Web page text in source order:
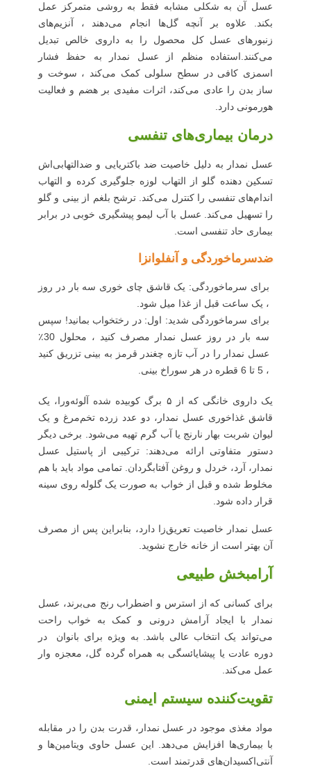
عسل آن به شکلی مشابه فقط به روشی متمرکز عمل
بکند. علاوه بر آنچه گل‌ها انجام می‌دهند ، آنزیم‌های
زنبورهای عسل کل محصول را به داروی خالص تبدیل
می‌کنند.استفاده منظم از عسل نمدار به حفظ فشار
اسمزی کافی در سطح سلولی کمک می‌کند ، سوخت و
ساز بدن را عادی می‌کند، اثرات مفیدی بر هضم و فعالیت
هورمونی دارد.
درمان بیماری‌های تنفسی
عسل نمدار به دلیل خاصیت ضد باکتریایی و ضدالتهابی‌اش
تسکین دهنده گلو از التهاب لوزه جلوگیری کرده و التهاب
اندام‌های تنفسی را کنترل می‌کند. ترشح بلغم از بینی و گلو
را تسهیل می‌کند. عسل با آب لیمو پیشگیری خوبی در برابر
بیماری حاد تنفسی است.
ضدسرماخوردگی و آنفلوانزا
برای سرماخوردگی: یک قاشق چای خوری سه بار در روز
، یک ساعت قبل از غذا میل شود.
برای سرماخوردگی شدید: اول: در رختخواب بمانید! سپس
سه بار در روز عسل نمدار مصرف کنید ، محلول 30٪
عسل نمدار را در آب تازه چغندر قرمز به بینی تزریق کنید
، 5 تا 6 قطره در هر سوراخ بینی.
یک داروی خانگی که از ۵ برگ کوبیده شده آلوئه‌ورا، یک
قاشق غذاخوری عسل نمدار، دو عدد زرده تخم‌مرغ و یک
لیوان شربت بهار نارنج یا آب گرم تهیه می‌شود. برخی دیگر
دستور متفاوتی ارائه می‌دهند: ترکیبی از پاستیل عسل
نمدار، آرد، خردل و روغن آفتابگردان. تمامی مواد باید با هم
مخلوط شده و قبل از خواب به صورت یک گلوله روی سینه
قرار داده شود.
عسل نمدار خاصیت تعریق‌زا دارد، بنابراین پس از مصرف
آن بهتر است از خانه خارج نشوید.
آرامبخش طبیعی
برای کسانی که از استرس و اضطراب رنج می‌برند، عسل
نمدار با ایجاد آرامش درونی و کمک به خواب راحت
می‌تواند یک انتخاب عالی باشد. به ویژه برای بانوان در
دوره عادت یا پیشایائسگی به همراه گرده گل، معجزه وار
عمل می‌کند.
تقویت‌کننده سیستم ایمنی
مواد مغذی موجود در عسل نمدار، قدرت بدن را در مقابله
با بیماری‌ها افزایش می‌دهد. این عسل حاوی ویتامین‌ها و
آنتی‌اکسیدان‌های قدرتمند است.